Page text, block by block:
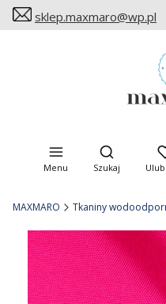
sklep.maxmaro@wp.pl
Menu
Otwórz
Szukaj
MAXMARO Tkaniny